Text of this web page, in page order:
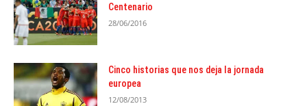
Centenario
28/06/2016
Cinco historias que nos deja la jornada
europea
12/08/2013